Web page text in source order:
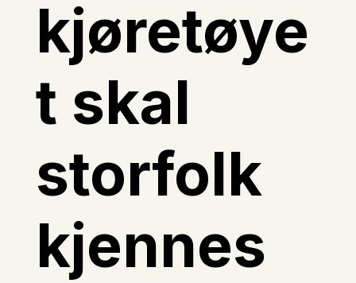
kjøretøye
t skal
storfolk
kjennes